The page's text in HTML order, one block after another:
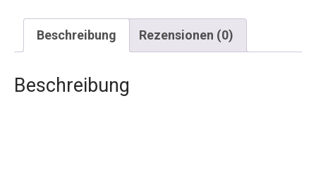
Beschreibung